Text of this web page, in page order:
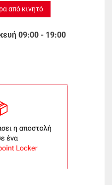
από κινητό
09:00 - 19:00